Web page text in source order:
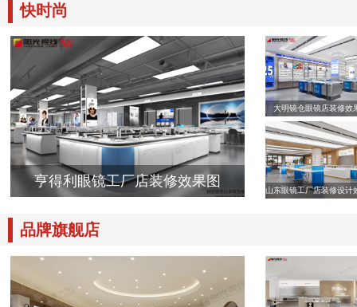
快时尚
亨得利眼镜工厂店装修效果图
大明镜仓眼镜店装修效
山东眼镜工厂店装修设计
品牌旗舰店